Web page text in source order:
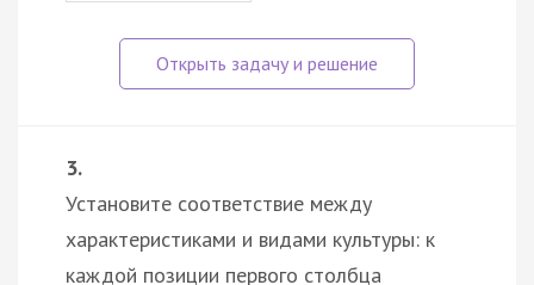
3.
Установите соответствие между
характеристиками и видами культуры: к
каждой позиции первого столбца